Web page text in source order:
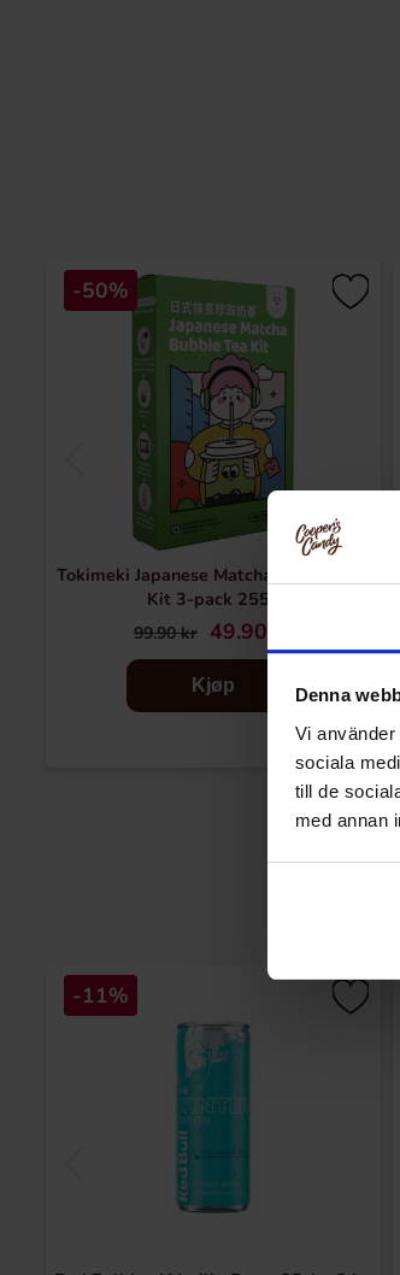
Denna
Vi
sociala
till de
med annan
-50%
Tokimeki Japanese Matcha Bubble Tea
Kit 3-pack 255g
99.90 kr 49.90 kr
Kjøp
-11%